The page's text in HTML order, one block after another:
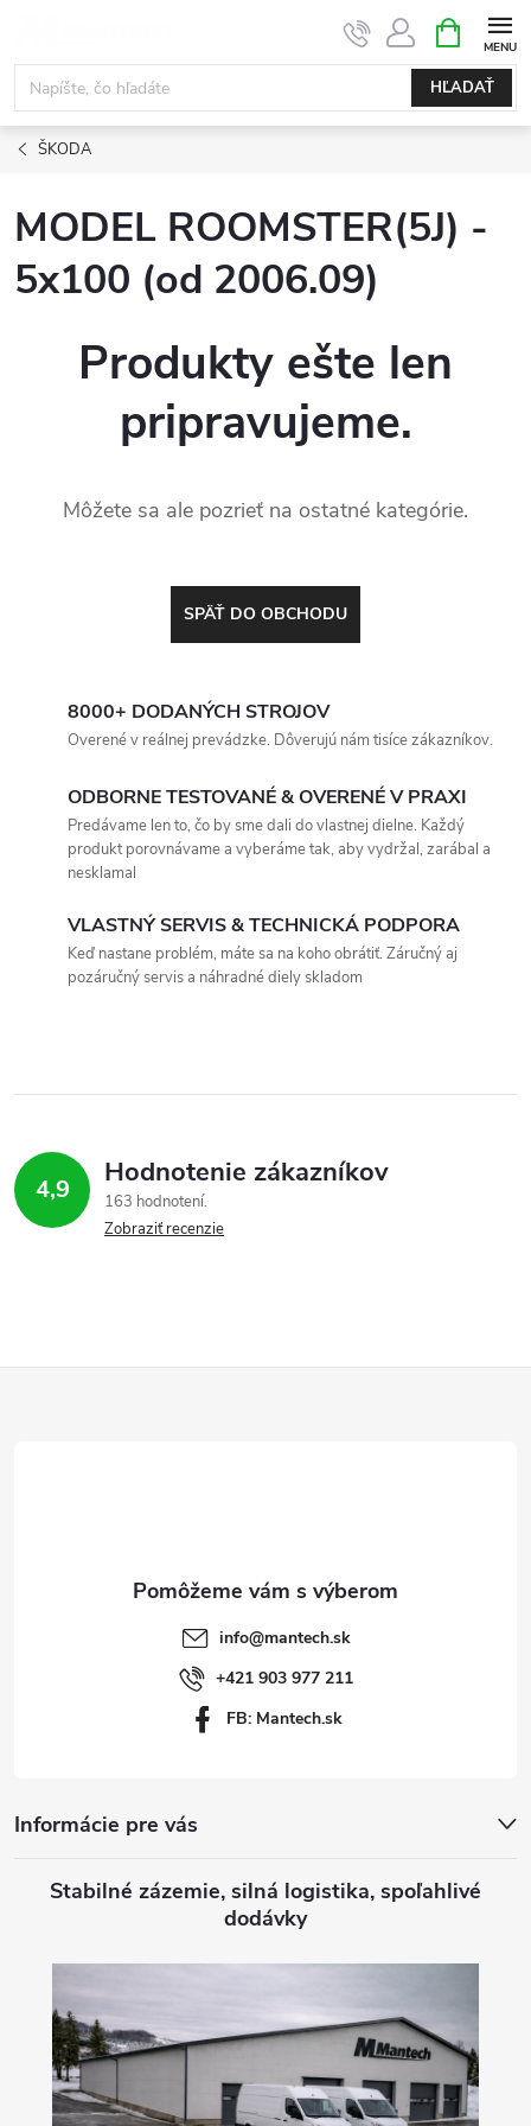
obsah
HĽADAŤ
KOŠÍK
ŠKODA
MODEL ROOMSTER(5J) -
5x100 (od 2006.09)
Produkty ešte len
pripravujeme.
Môžete sa ale pozrieť na ostatné kategórie.
SPÄŤ DO OBCHODU
8000+ DODANÝCH STROJOV
Overené v reálnej prevádzke. Dôverujú nám tisíce zákazníkov.
ODBORNE TESTOVANÉ & OVERENÉ V PRAXI
Predávame len to, čo by sme dali do vlastnej dielne. Každý
produkt porovnávame a vyberáme tak, aby vydržal, zarábal a
nesklamal
VLASTNÝ SERVIS & TECHNICKÁ PODPORA
Keď nastane problém, máte sa na koho obrátiť. Záručný aj
pozáručný servis a náhradné diely skladom
4,9 Hodnotenie zákazníkov
163 hodnotení
Zobraziť recenzie
info@mantech.sk
+421 903 977 211
FB: Mantech.sk
Informácie pre vás
Stabilné zázemie, silná logistika, spoľahlivé
dodávky